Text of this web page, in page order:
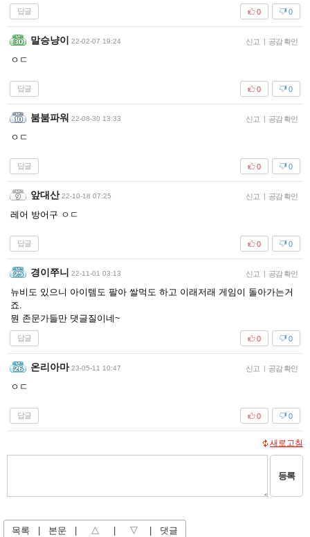
답글 0
0
말승냥이 22-02-07 19:24 신고 | 공감 확인
ㅇㄷ
답글 0
0
붐붐파워 22-08-30 13:33 신고 | 공감 확인
ㅇㄷ
답글 0
0
앞대산 22-10-18 07:25 신고 | 공감 확인
레어 방어구 ㅇㄷ
답글 0
0
경이쭈니 22-11-01 03:13 신고 | 공감 확인
뉴비도 있으니 아이템도 팔아 쌀먹도 하고 이래저래 게임이 돌아가는거
죠.
뭔 존문가들만 댓글질이네~
답글 0
0
온리아마 23-05-11 10:47 신고 | 공감 확인
ㅇㄷ
답글 0
0
새로고침
등록
목록 본문 △ ▽ 댓글